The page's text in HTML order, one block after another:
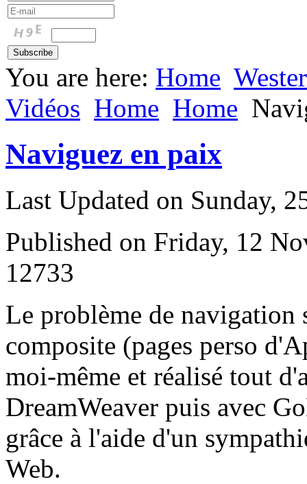
You are here: Home
Vidéos Home Home
Naviguez en paix
Last Updated on Sunday,
Published on Friday, 12
12733
Le problème de navigation
composite (pages perso
moi-même et réalisé tout
DreamWeaver puis avec
grâce à l'aide d'un
Web.